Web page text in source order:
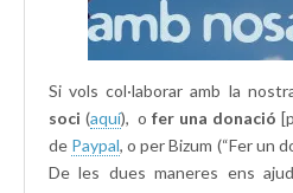
Si vols col·laborar amb la
soci (aquí), ofer una donació
de Paypal, o per Bizum (“Fer un
De les dues maneres ens